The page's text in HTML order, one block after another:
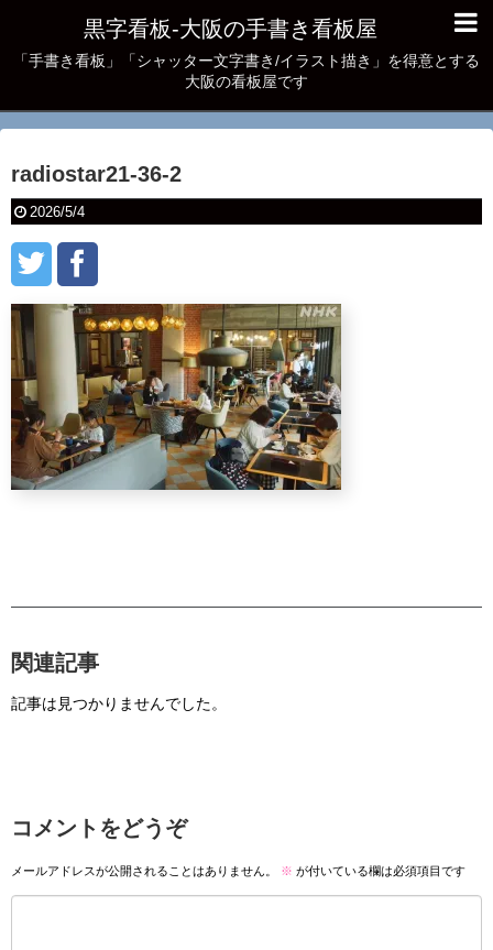
黒字看板‐大阪の手書き看板屋
「手書き看板」「シャッター文字書き/イラスト描き」を得意とする
大阪の看板屋です
radiostar21-36-2
2026/5/4
関連記事
記事は見つかりませんでした。
コメントをどうぞ
メールアドレスが公開されることはありません。 ※ が付いている欄は必須項目です